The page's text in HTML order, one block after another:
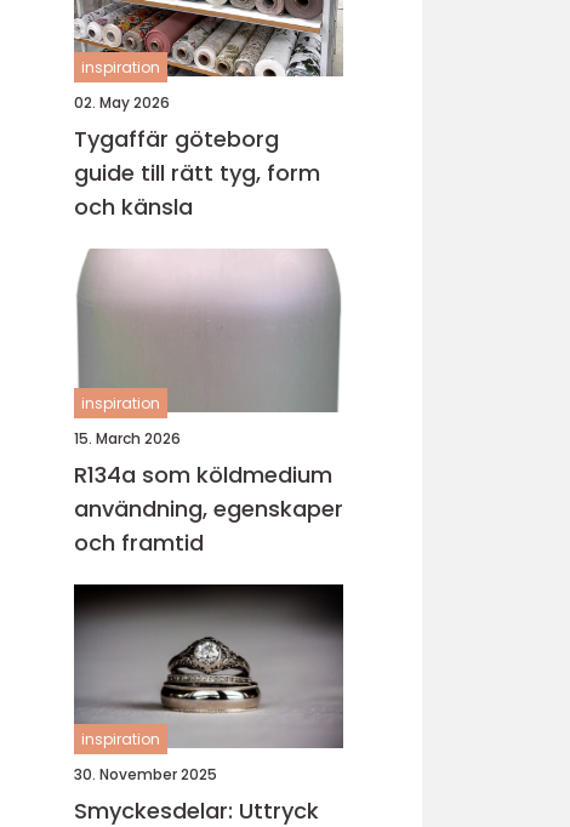
inspiration
02. May 2026
Tygaffär göteborg
guide till rätt tyg, form
och känsla
inspiration
15. March 2026
R134a som köldmedium
användning, egenskaper
och framtid
inspiration
30. November 2025
Smyckesdelar: Uttryck